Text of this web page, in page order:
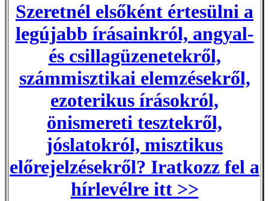
Szeretnél elsőként értesülni a
legújabb írásainkról, angyal-
és csillagüzenetekről,
számmisztikai elemzésekről,
ezoterikus írásokról,
önismereti tesztekről,
jóslatokról, misztikus
előrejelzésekről? Iratkozz fel a
hírlevélre itt >>